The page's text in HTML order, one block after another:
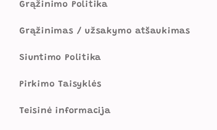
Grąžinimo Politika
Grąžinimas / užsakymo atšaukimas
Siuntimo Politika
Pirkimo Taisyklės
Teisinė informacija